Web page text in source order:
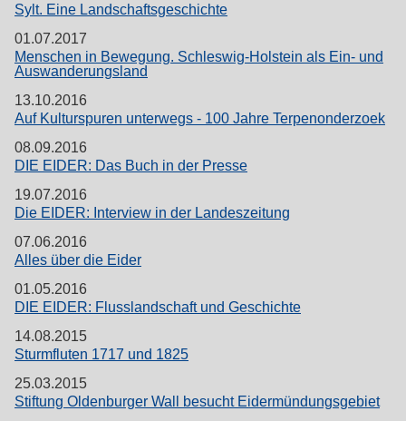
Sylt. Eine Landschaftsgeschichte
01.07.2017
Menschen in Bewegung. Schleswig-Holstein als Ein- und
Auswanderungsland
13.10.2016
Auf Kulturspuren unterwegs - 100 Jahre Terpenonderzoek
08.09.2016
DIE EIDER: Das Buch in der Presse
19.07.2016
Die EIDER: Interview in der Landeszeitung
07.06.2016
Alles über die Eider
01.05.2016
DIE EIDER: Flusslandschaft und Geschichte
14.08.2015
Sturmfluten 1717 und 1825
25.03.2015
Stiftung Oldenburger Wall besucht Eidermündungsgebiet